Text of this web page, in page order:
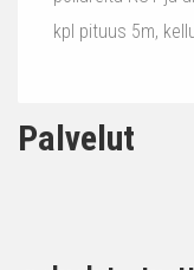
kpl pituus 5m,
Palvelut